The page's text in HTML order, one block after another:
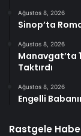
Ağustos 8, 2026
Sinop’ta
Ağustos 8, 2026
Manavgat’ta
Taktırdı
Ağustos 8, 2026
Engelli
Rastgele